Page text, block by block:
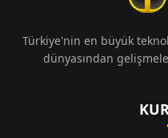
Türkiye'nin en büyük
dünyasından